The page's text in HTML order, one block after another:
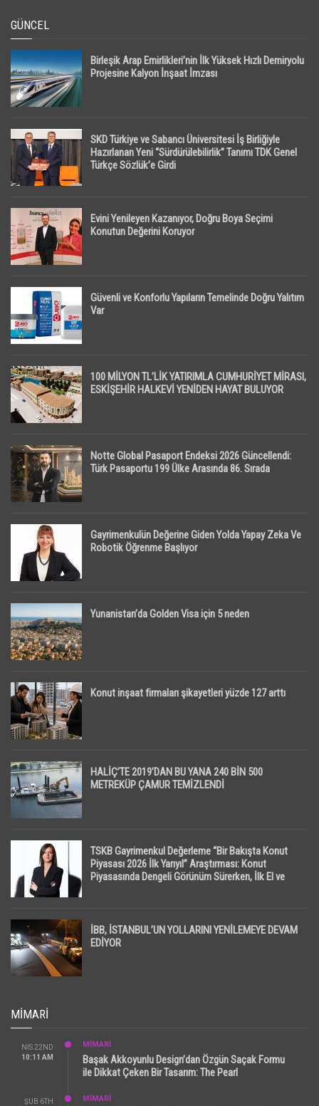
GÜNCEL
Birleşik Arap Emirlikleri’nin İlk Yüksek Hızlı Demiryolu
Projesine Kalyon İnşaat İmzası
SKD Türkiye ve Sabancı Üniversitesi İş Birliğiyle
Hazırlanan Yeni “Sürdürülebilirlik” Tanımı TDK Genel
Türkçe Sözlük’e Girdi
Evini Yenileyen Kazanıyor, Doğru Boya Seçimi
Konutun Değerini Koruyor
Güvenli ve Konforlu Yapıların Temelinde Doğru Yalıtım
Var
100 MİLYON TL’LİK YATIRIMLA CUMHURİYET MİRASI,
ESKİŞEHİR HALKEVİ YENİDEN HAYAT BULUYOR
Notte Global Pasaport Endeksi 2026 Güncellendi:
Türk Pasaportu 199 Ülke Arasında 86. Sırada
Gayrimenkulün Değerine Giden Yolda Yapay Zeka Ve
Robotik Öğrenme Başlıyor
Yunanistan’da Golden Visa için 5 neden
Konut inşaat firmaları şikayetleri yüzde 127 arttı
HALİÇ’TE 2019’DAN BU YANA 240 BİN 500
METREKÜP ÇAMUR TEMİZLENDİ
TSKB Gayrimenkul Değerleme “Bir Bakışta Konut
Piyasası 2026 İlk Yarıyıl” Araştırması: Konut
Piyasasında Dengeli Görünüm Sürerken, İlk El ve
İBB, İSTANBUL’UN YOLLARINI YENİLEMEYE DEVAM
EDİYOR
MIMARI
NIS 22ND
10:11 AM
MİMARİ
Başak Akkoyunlu Design’dan Özgün Saçak Formu
ile Dikkat Çeken Bir Tasarım: The Pearl
ŞUB 6TH
MİMARİ